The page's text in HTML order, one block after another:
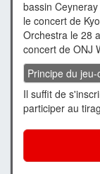
bassin
le concert de
Orchestra le 28
concert de ONJ
Principe du
Il suffit de
participer au